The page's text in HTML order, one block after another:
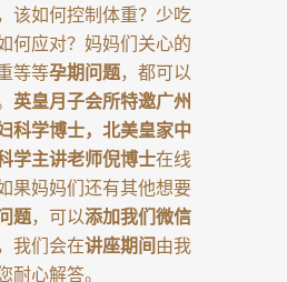
该如何控制体重？少吃
何应对？妈妈们关心的
等等孕期问题，都可以
英皇月子会所特邀广州
科学博士，北美皇家中
学主讲老师倪博士在线
果妈妈们还有其他想要
题，可以添加我们微信
我们会在讲座期间由我
耐心解答。